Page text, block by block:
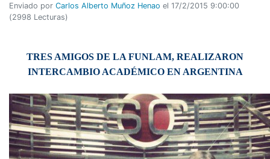
Enviado por Carlos Alberto Muñoz Henao el 17/2/2015 9:00:00
(2998 Lecturas)
TRES AMIGOS DE LA FUNLAM, REALIZARON
INTERCAMBIO ACADÉMICO EN ARGENTINA